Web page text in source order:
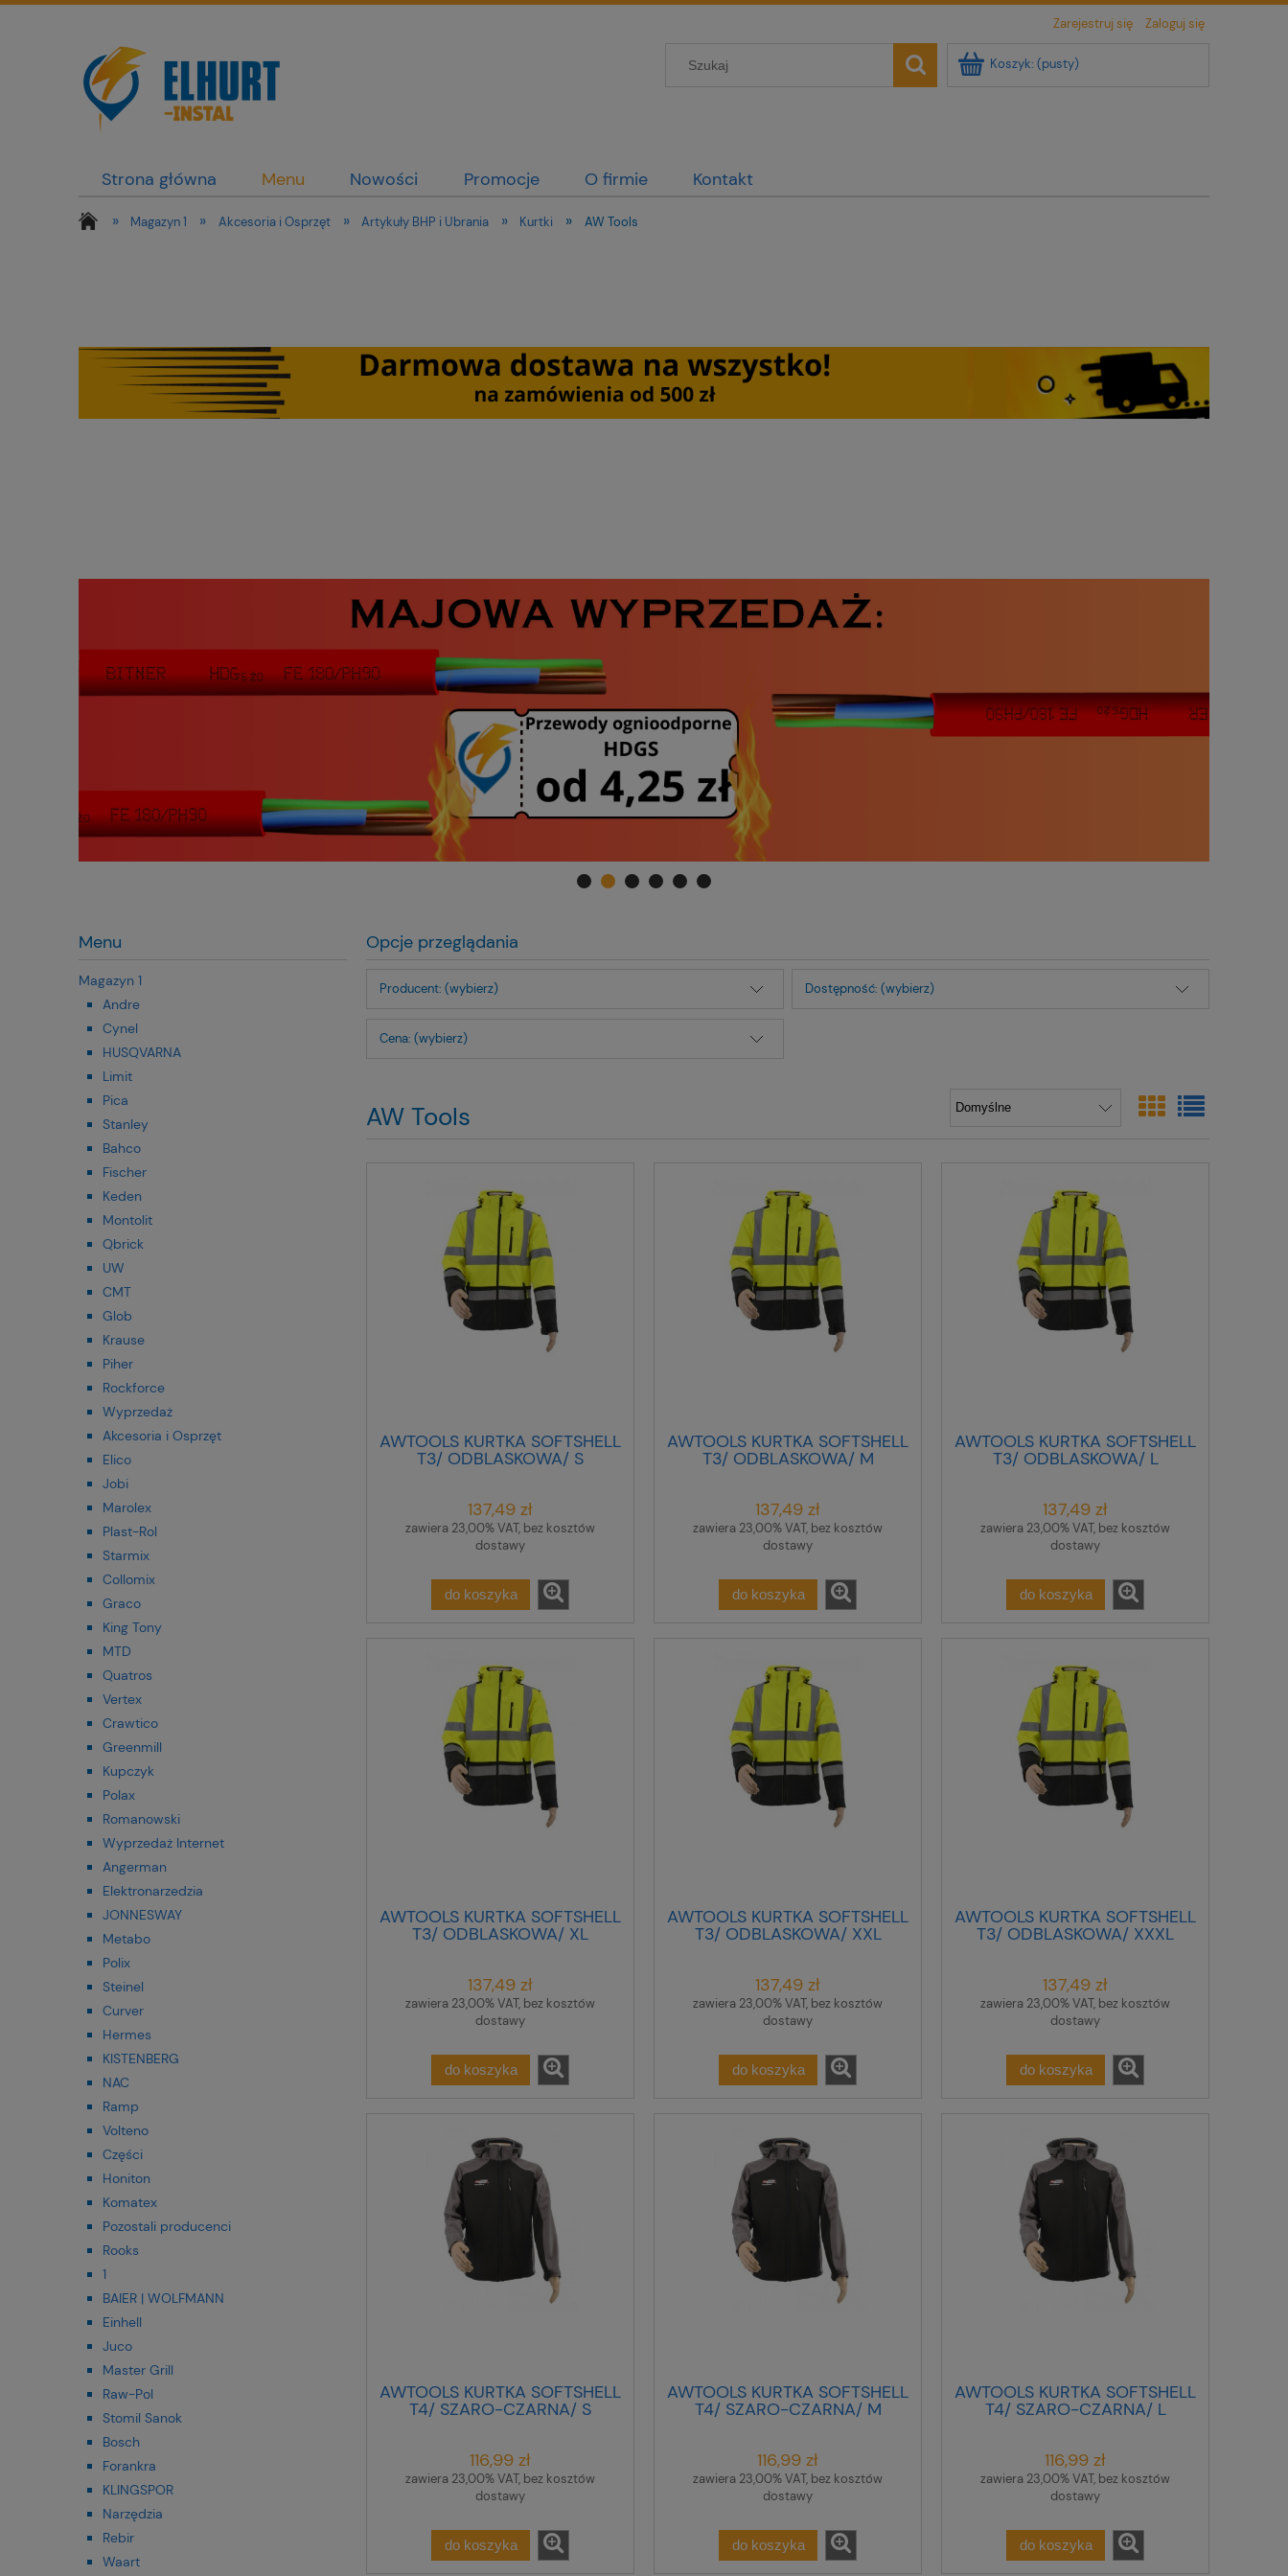
Zarejestruj się Zaloguj się
Koszyk: (pusty)
Strona główna Menu Nowości Promocje O firmie Kontakt
» Magazyn 1 » Akcesoria i Osprzęt » Artykuły BHP i Ubrania » Kurtki » AW Tools
Menu
Magazyn 1
Andre
Cynel
HUSQVARNA
Limit
Pica
Stanley
Bahco
Fischer
Keden
Montolit
Qbrick
UW
CMT
Glob
Krause
Piher
Rockforce
Wyprzedaż
Akcesoria i Osprzęt
Elico
Jobi
Marolex
Plast-Rol
Starmix
Collomix
Graco
King Tony
MTD
Quatros
Vertex
Crawtico
Greenmill
Kupczyk
Polax
Romanowski
Wyprzedaż Internet
Angerman
Elektronarzedzia
JONNESWAY
Metabo
Polix
Steinel
Curver
Hermes
KISTENBERG
NAC
Ramp
Volteno
Części
Honiton
Komatex
Pozostali producenci
Rooks
1
BAIER | WOLFMANN
Einhell
Juco
Master Grill
Raw-Pol
Stomil Sanok
Bosch
Forankra
KLINGSPOR
Narzędzia
Rebir
Waart
Opcje przeglądania
Producent: (wybierz) Dostępność: (wybierz)
Cena: (wybierz)
AW Tools
AWTOOLS KURTKA SOFTSHELL
T3/ ODBLASKOWA/ S
137,49 zł
zawiera 23,00% VAT, bez kosztów
dostawy
do koszyka
AWTOOLS KURTKA SOFTSHELL
T3/ ODBLASKOWA/ M
137,49 zł
zawiera 23,00% VAT, bez kosztów
dostawy
do koszyka
AWTOOLS KURTKA SOFTSHELL
T3/ ODBLASKOWA/ L
137,49 zł
zawiera 23,00% VAT, bez kosztów
dostawy
do koszyka
AWTOOLS KURTKA SOFTSHELL
T3/ ODBLASKOWA/ XL
137,49 zł
zawiera 23,00% VAT, bez kosztów
dostawy
do koszyka
AWTOOLS KURTKA SOFTSHELL
T3/ ODBLASKOWA/ XXL
137,49 zł
zawiera 23,00% VAT, bez kosztów
dostawy
do koszyka
AWTOOLS KURTKA SOFTSHELL
T3/ ODBLASKOWA/ XXXL
137,49 zł
zawiera 23,00% VAT, bez kosztów
dostawy
do koszyka
AWTOOLS KURTKA SOFTSHELL
T4/ SZARO-CZARNA/ S
116,99 zł
zawiera 23,00% VAT, bez kosztów
dostawy
do koszyka
AWTOOLS KURTKA SOFTSHELL
T4/ SZARO-CZARNA/ M
116,99 zł
zawiera 23,00% VAT, bez kosztów
dostawy
do koszyka
AWTOOLS KURTKA SOFTSHELL
T4/ SZARO-CZARNA/ L
116,99 zł
zawiera 23,00% VAT, bez kosztów
dostawy
do koszyka